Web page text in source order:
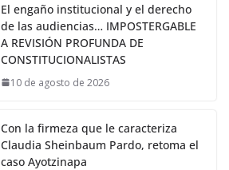
El engaño institucional y el derecho
de las audiencias… IMPOSTERGABLE
A REVISIÓN PROFUNDA DE
CONSTITUCIONALISTAS
10 de agosto de 2026
Con la firmeza que le caracteriza
Claudia Sheinbaum Pardo, retoma el
caso Ayotzinapa